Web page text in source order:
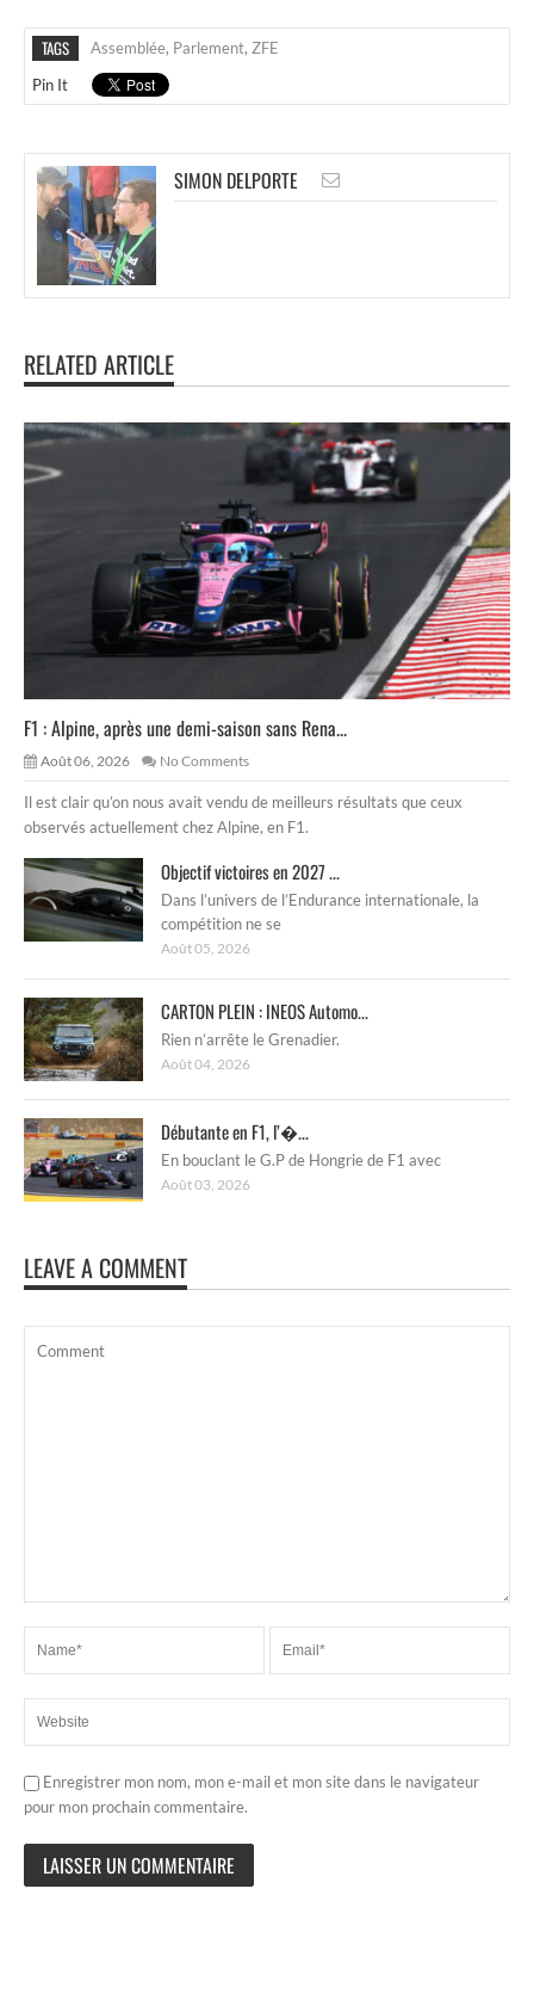
TAGS Assemblée, Parlement, ZFE
Pin It
SIMON DELPORTE
RELATED ARTICLE
F1 : Alpine, après une demi-saison sans Rena...
Août 06, 2026 No Comments
Il est clair qu’on nous avait vendu de meilleurs résultats que ceux
observés actuellement chez Alpine, en F1.
Objectif victoires en 2027 ...
Dans l’univers de l’Endurance internationale, la
compétition ne se
Août 05, 2026
CARTON PLEIN : INEOS Automo...
Rien n’arrête le Grenadier.
Août 04, 2026
Débutante en F1, l’�...
En bouclant le G.P de Hongrie de F1 avec
Août 03, 2026
LEAVE A COMMENT
Enregistrer mon nom, mon e-mail et mon site dans le navigateur
pour mon prochain commentaire.